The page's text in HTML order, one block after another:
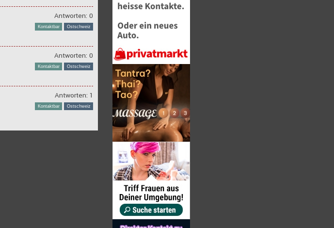
Antworten: 0
Kontaktbar Ostschweiz
Antworten: 0
Kontaktbar Ostschweiz
Antworten: 1
Kontaktbar Ostschweiz